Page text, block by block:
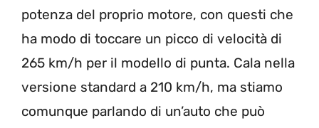
potenza del proprio motore, con questi che
ha modo di toccare un picco di velocità di
265 km/h per il modello di punta. Cala nella
versione standard a 210 km/h, ma stiamo
comunque parlando di un’auto che può